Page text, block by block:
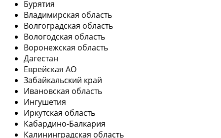
Бурятия
Владимирская область
Волгоградская область
Вологодская область
Воронежская область
Дагестан
Еврейская АО
Забайкальский край
Ивановская область
Ингушетия
Иркутская область
Кабардино-Балкария
Калининградская область